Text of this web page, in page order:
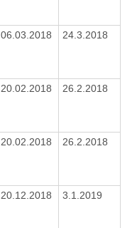
06.03.2018 24.3.2018
20.02.2018 26.2.2018
20.02.2018 26.2.2018
20.12.2018 3.1.2019